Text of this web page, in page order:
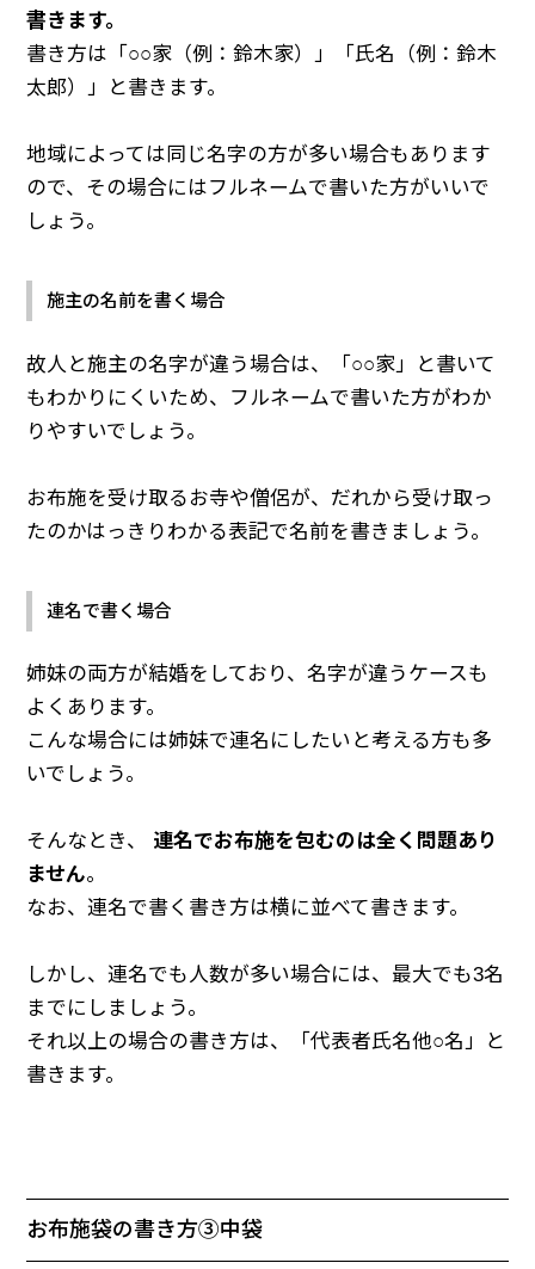
書きます。
書き方は「○○家（例：鈴木家）」「氏名（例：鈴木
太郎）」と書きます。
地域によっては同じ名字の方が多い場合もあります
ので、その場合にはフルネームで書いた方がいいで
しょう。
施主の名前を書く場合
故人と施主の名字が違う場合は、「○○家」と書いて
もわかりにくいため、フルネームで書いた方がわか
りやすいでしょう。
お布施を受け取るお寺や僧侶が、だれから受け取っ
たのかはっきりわかる表記で名前を書きましょう。
連名で書く場合
姉妹の両方が結婚をしており、名字が違うケースも
よくあります。
こんな場合には姉妹で連名にしたいと考える方も多
いでしょう。
そんなとき、 連名でお布施を包むのは全く問題あり
ません。
なお、連名で書く書き方は横に並べて書きます。
しかし、連名でも人数が多い場合には、最大でも3名
までにしましょう。
それ以上の場合の書き方は、「代表者氏名他○名」と
書きます。
お布施袋の書き方③中袋